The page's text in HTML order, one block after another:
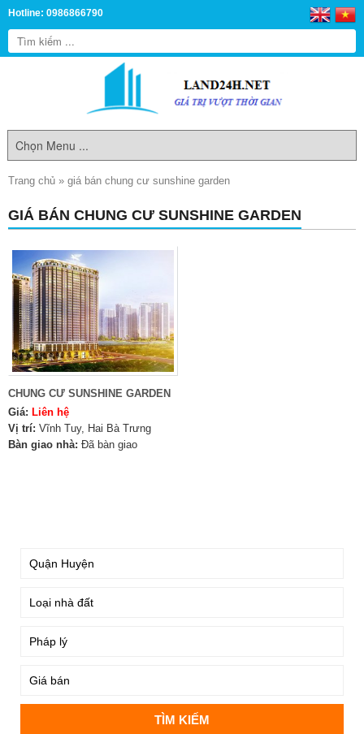
Hotline: 0986866790
Trang chủ » giá bán chung cư sunshine garden
GIÁ BÁN CHUNG CƯ SUNSHINE GARDEN
CHUNG CƯ SUNSHINE GARDEN
Giá: Liên hệ
Vị trí: Vĩnh Tuy, Hai Bà Trưng
Bàn giao nhà: Đã bàn giao